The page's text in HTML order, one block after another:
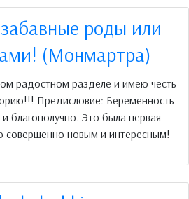
роды или
(Монмартра)
радостном разделе и имею честь
Предисловие: Беременность
благополучно. Это была первая
совершенно новым и интересным!